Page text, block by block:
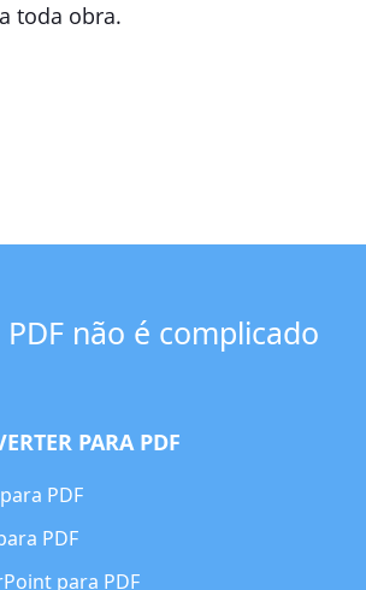
toda obra.
não é complicado
PARA PDF
PDF
PDF
para PDF